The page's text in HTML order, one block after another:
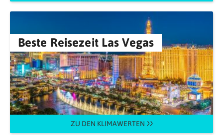
Beste Reisezeit Las Vegas
ZU DEN KLIMAWERTEN